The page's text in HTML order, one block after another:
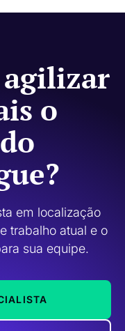
o
em localização
trabalho atual e o
sua equipe.